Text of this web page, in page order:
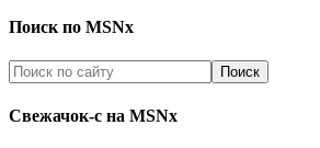
Поиск по MSNx
Свежачок-с на MSNx